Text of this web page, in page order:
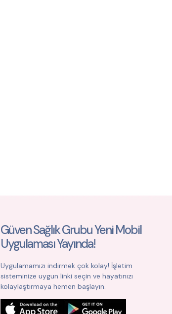
Güven Sağlık Grubu Yeni Mobil
Uygulaması Yayında!
Uygulamamızı indirmek çok kolay! İşletim
sisteminize uygun linki seçin ve hayatınızı
kolaylaştırmaya hemen başlayın.